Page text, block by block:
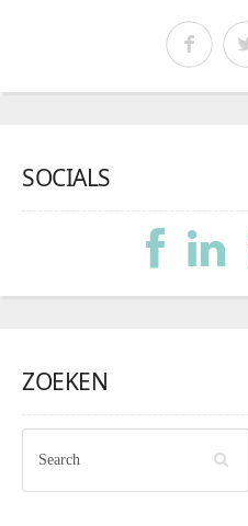
SOCIALS
ZOEKEN